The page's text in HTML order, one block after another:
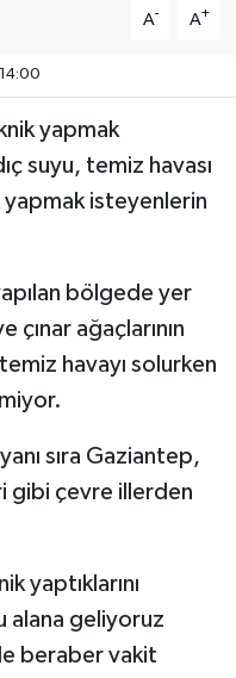
A- A+
yapmak
suyu, temiz havası
yapmak isteyenlerin
bölgede yer
çınar ağaçlarının
havayı solurken
sıra Gaziantep,
gibi çevre illerden
yaptıklarını
alana geliyoruz
beraber vakit